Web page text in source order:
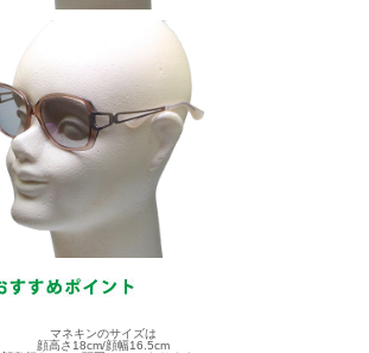
マネキンのサイズは
顔高さ18cm/顔幅16.5cm